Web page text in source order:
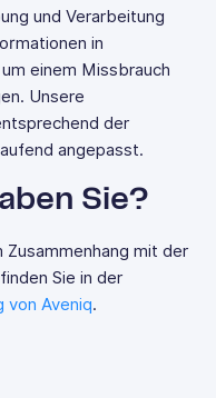
und Verarbeitung
in
einem Missbrauch
Unsere
der
angepasst.
Sie?
Zusammenhang mit der
Sie in der
von Aveniq.